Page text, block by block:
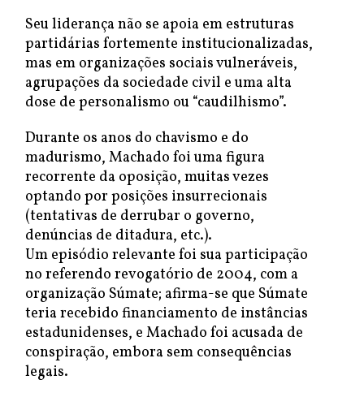
Seu liderança não se apoia em estruturas
partidárias fortemente institucionalizadas,
mas em organizações sociais vulneráveis,
agrupações da sociedade civil e uma alta
dose de personalismo ou “caudilhismo”.
Durante os anos do chavismo e do
madurismo, Machado foi uma figura
recorrente da oposição, muitas vezes
optando por posições insurrecionais
(tentativas de derrubar o governo,
denúncias de ditadura, etc.).
Um episódio relevante foi sua participação
no referendo revogatório de 2004, com a
organização Súmate; afirma-se que Súmate
teria recebido financiamento de instâncias
estadunidenses, e Machado foi acusada de
conspiração, embora sem consequências
legais.